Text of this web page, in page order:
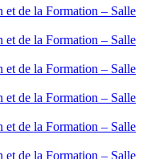
de la Formation – Salle
de la Formation – Salle
de la Formation – Salle
de la Formation – Salle
de la Formation – Salle
de la Formation – Salle